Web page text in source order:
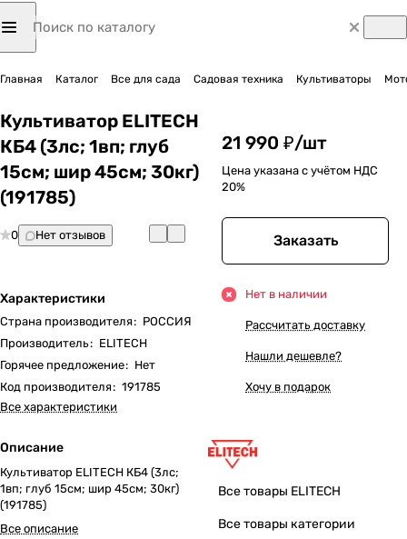
Главная Каталог Все для сада Садовая техника Культиваторы
Культиватор ELITECH
КБ4 (3лс; 1вп; глуб
15см; шир 45см; 30кг)
(191785)
0 Нет отзывов
Характеристики
Страна производителя: РОССИЯ
Производитель: ELITECH
Горячее предложение: Нет
Код производителя: 191785
Все характеристики
Описание
Культиватор ELITECH КБ4 (3лс;
1вп; глуб 15см; шир 45см; 30кг)
(191785)
Все описание
21 990 ₽/шт
Цена указана с учётом НДС
20%
Заказать
Нет в наличии
Рассчитать доставку
Нашли дешевле?
Хочу в подарок
Все товары ELITECH
Все товары категории